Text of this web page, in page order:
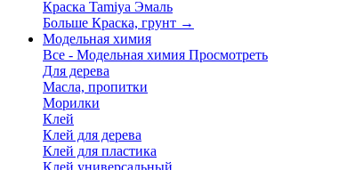
Краска Tamiya Эмаль
Больше Краска, грунт →
Модельная химия
Все - Модельная химия Просмотреть
Для дерева
Масла, пропитки
Морилки
Клей
Клей для дерева
Клей для пластика
Клей универсальный